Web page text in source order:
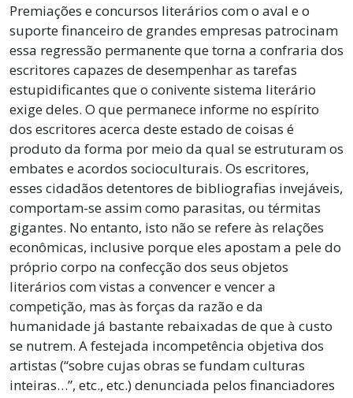
Premiações e concursos literários com o aval e o
suporte financeiro de grandes empresas patrocinam
essa regressão permanente que torna a confraria dos
escritores capazes de desempenhar as tarefas
estupidificantes que o conivente sistema literário
exige deles. O que permanece informe no espírito
dos escritores acerca deste estado de coisas é
produto da forma por meio da qual se estruturam os
embates e acordos socioculturais. Os escritores,
esses cidadãos detentores de bibliografias invejáveis,
comportam-se assim como parasitas, ou térmitas
gigantes. No entanto, isto não se refere às relações
econômicas, inclusive porque eles apostam a pele do
próprio corpo na confecção dos seus objetos
literários com vistas a convencer e vencer a
competição, mas às forças da razão e da
humanidade já bastante rebaixadas de que à custo
se nutrem. A festejada incompetência objetiva dos
artistas (“sobre cujas obras se fundam culturas
inteiras…”, etc., etc.) denunciada pelos financiadores